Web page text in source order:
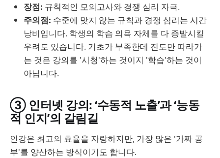
장점: 규칙적인 모의고사와 경쟁 심리 자극.
주의점: 수준에 맞지 않는 규칙과 경쟁 심리는 시간
낭비입니다. 학생의 학습 의욕 자체를 다 증발시킬
우려도 있습니다. 기초가 부족한데 진도만 따라가
는 것은 강의를 '시청'하는 것이지 '학습'하는 것이
아닙니다.
③ 인터넷 강의: ‘수동적 노출’과 ‘능동
적 인지’의 갈림길
인강은 최고의 효율을 자랑하지만, 가장 많은 '가짜 공
부'를 양산하는 방식이기도 합니다.